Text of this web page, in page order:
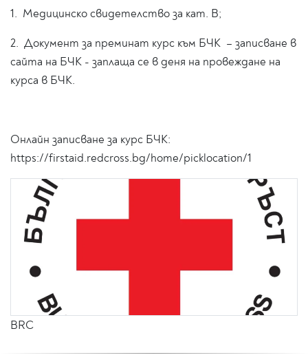
1. Медицинско свидетелство за кат. В;
2. Документ за преминат курс към БЧК – записване в
сайта на БЧК - заплаща се в деня на провеждане на
курса в БЧК.
Онлайн записване за курс БЧК:
https://firstaid.redcross.bg/home/picklocation/1
BRC